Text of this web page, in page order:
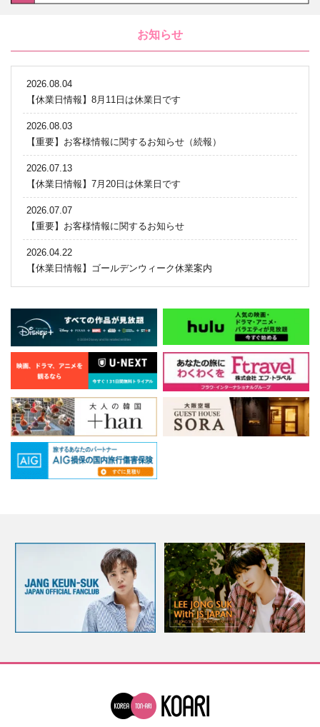
お知らせ
2026.08.04
【休業日情報】8月11日は休業日です
2026.08.03
【重要】お客様情報に関するお知らせ（続報）
2026.07.13
【休業日情報】7月20日は休業日です
2026.07.07
【重要】お客様情報に関するお知らせ
2026.04.22
【休業日情報】ゴールデンウィーク休業案内